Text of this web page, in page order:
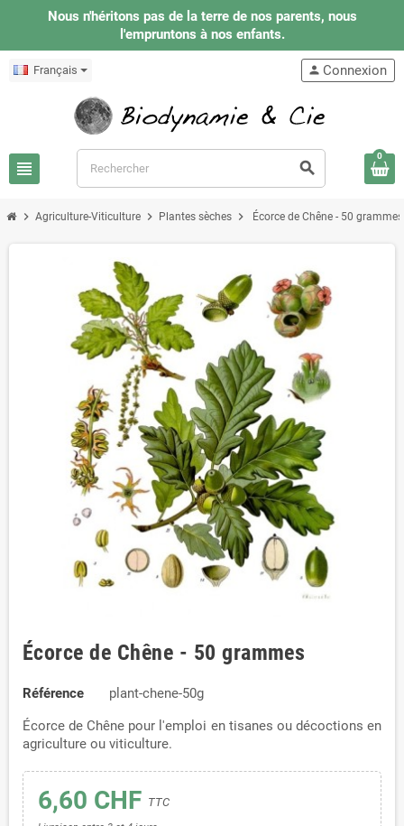
Nous n'héritons pas de la terre de nos parents, nous
l'empruntons à nos enfants.
Français
view_headline search
person Connexion
0
chevron_right Agriculture-Viticulture chevron_right Plantes sèches chevron_right Écorce de Chêne - 50 grammes
Écorce de Chêne - 50 grammes
Référence
plant-chene-50g
Écorce de Chêne pour l'emploi en tisanes ou décoctions en
agriculture ou viticulture.
6,60 CHF TTC